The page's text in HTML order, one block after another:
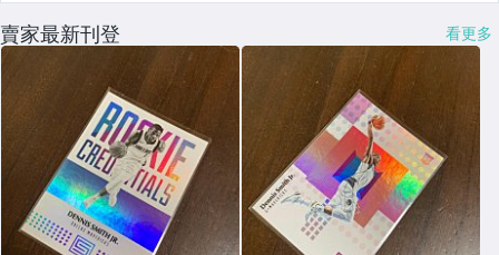
賣家最新刊登 看更多